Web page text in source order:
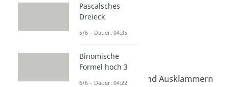
Dauer: 03:31
Assoziativgesetz
Distributivgesetz
Punkt vor Strich
Dauer: 03:35
Ausmultiplizieren und Ausklammern
Pascalsches
Dreieck
5/6 – Dauer: 04:35
Binomische
Formel hoch 3
6/6 – Dauer: 04:22